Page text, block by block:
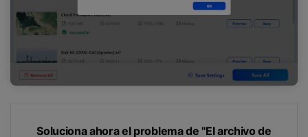
Soluciona ahora el problema de "El archivo de